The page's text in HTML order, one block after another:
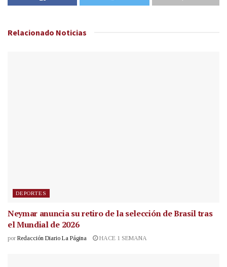
Relacionado Noticias
DEPORTES
Neymar anuncia su retiro de la selección de Brasil tras
el Mundial de 2026
por Redacción Diario La Página HACE 1 SEMANA